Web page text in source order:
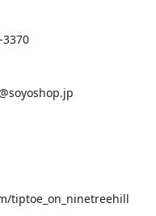
3370
tiptoe_on_ninetreehill